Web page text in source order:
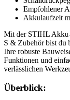
Empfohlener
Akkulaufzeit
Mit der STIHL
S & Zubehör bist du
Ihre robuste
Funktionen und
verlässlichen
Überblick: